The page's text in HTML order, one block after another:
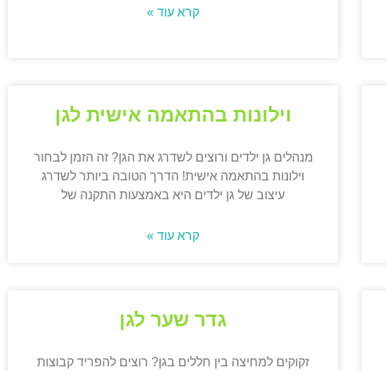
קרא עוד »
וילונות בהתאמה אישית לגן
מנהלים גן ילדים ורוצים לשדרג את הגן? זה הזמן לבחור
וילונות בהתאמה אישית! הדרך הטובה ביותר לשדרג
עיצוב של גן ילדים היא באמצעות התקנה של
קרא עוד »
גדר שער לגן
זקוקים למחיצה בין חללים בגן? רוצים להפריד קבוצות